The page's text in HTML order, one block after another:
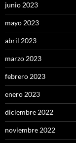
junio 2023
mayo 2023
abril 2023
marzo 2023
febrero 2023
enero 2023
diciembre 2022
noviembre 2022